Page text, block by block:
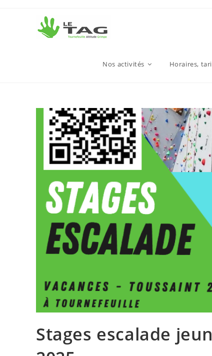
Nos activités Horaires,
Stages escalade